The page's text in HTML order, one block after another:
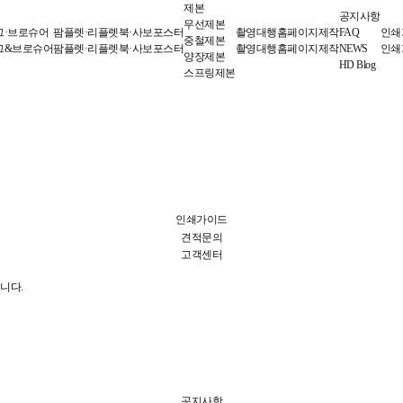
브로슈어
&브로슈어
팜플렛·리플렛
팜플렛·리플렛
북·사보
북·사보
포스터
포스터
제본
무선제본
중철제본
양장제본
스프링제본
촬영대행
촬영대행
홈페이지제작
홈페이지제작
공지사항
FAQ
NEWS
HD Blog
인
인
인쇄가이드
견적문의
고객센터
다.